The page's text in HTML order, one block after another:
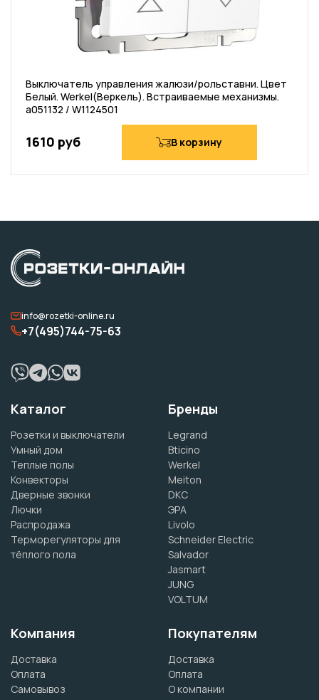
Выключатель управления жалюзи/рольставни. Цвет
Белый. Werkel(Веркель). Встраиваемые механизмы.
a051132 / W1124501
1610 руб В корзину
info@rozetki-online.ru
+7(495)744-75-63
Каталог
Розетки и выключатели
Умный дом
Теплые полы
Конвекторы
Дверные звонки
Лючки
Распродажа
Терморегуляторы для
тёплого пола
Бренды
Legrand
Bticino
Werkel
Meiton
DKC
ЭРА
Livolo
Schneider Electric
Salvador
Jasmart
JUNG
VOLTUM
Компания
Доставка
Оплата
Самовывоз
Покупателям
Доставка
Оплата
О компании